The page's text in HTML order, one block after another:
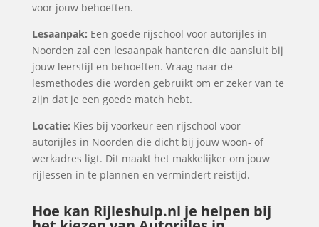
voor jouw behoeften.
Lesaanpak: Een goede rijschool voor autorijles in
Noorden zal een lesaanpak hanteren die aansluit bij
jouw leerstijl en behoeften. Vraag naar de
lesmethodes die worden gebruikt om er zeker van te
zijn dat je een goede match hebt.
Locatie: Kies bij voorkeur een rijschool voor
autorijles in Noorden die dicht bij jouw woon- of
werkadres ligt. Dit maakt het makkelijker om jouw
rijlessen in te plannen en vermindert reistijd.
Hoe kan Rijleshulp.nl je helpen bij